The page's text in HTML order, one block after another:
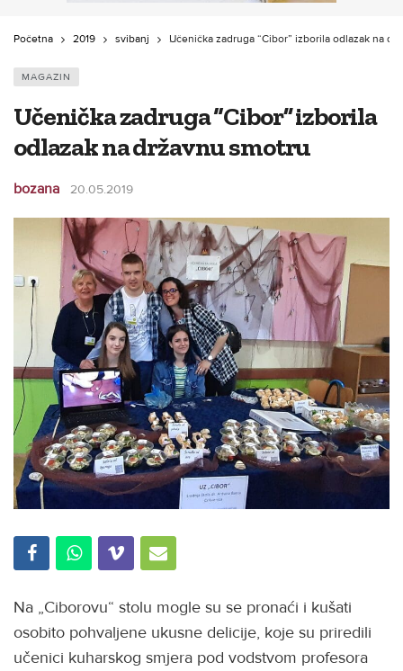
Početna 2019 svibanj Učenička zadruga “Cibor” izborila odlazak na
MAGAZIN
Učenička zadruga “Cibor” izborila
odlazak na državnu smotru
bozana 20.05.2019
Na „Ciborovu“ stolu mogle su se pronaći i kušati
osobito pohvaljene ukusne delicije, koje su priredili
učenici kuharskog smjera pod vodstvom profesora